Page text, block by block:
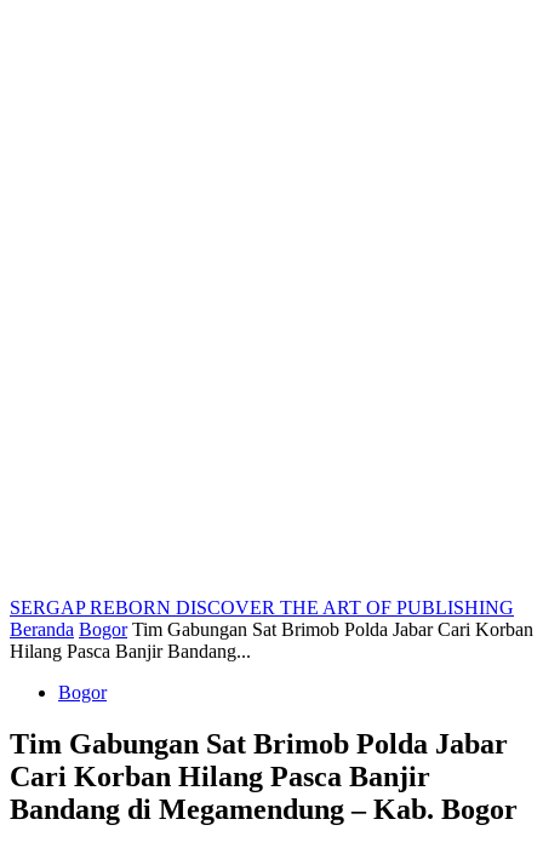
SERGAP REBORN DISCOVER THE ART OF PUBLISHING
Beranda Bogor Tim Gabungan Sat Brimob Polda Jabar Cari Korban
Hilang Pasca Banjir Bandang...
Bogor
Tim Gabungan Sat Brimob Polda Jabar
Cari Korban Hilang Pasca Banjir
Bandang di Megamendung – Kab. Bogor